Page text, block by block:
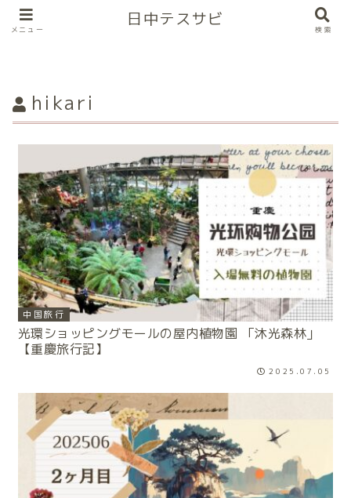
hikari
中国旅行
光環ショッピングモールの屋内植物園 「沐光森林」
【重慶旅行記】
2025.07.05
メニュー
日中テスサビ
検索